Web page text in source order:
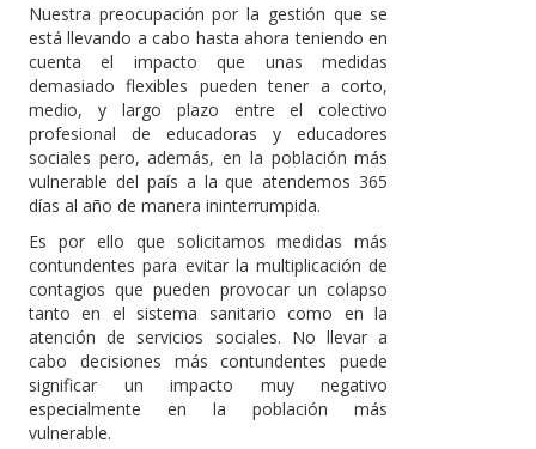
Nuestra preocupación por la gestión que se
está llevando a cabo hasta ahora teniendo en
cuenta el impacto que unas medidas
demasiado flexibles pueden tener a corto,
medio, y largo plazo entre el colectivo
profesional de educadoras y educadores
sociales pero, además, en la población más
vulnerable del país a la que atendemos 365
días al año de manera ininterrumpida.
Es por ello que solicitamos medidas más
contundentes para evitar la multiplicación de
contagios que pueden provocar un colapso
tanto en el sistema sanitario como en la
atención de servicios sociales. No llevar a
cabo decisiones más contundentes puede
significar un impacto muy negativo
especialmente en la población más
vulnerable.